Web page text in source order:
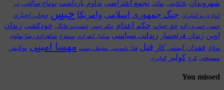
بلاتکلیفی بهائی تجمع اعتراضی تداوم بازداشت توماج صالحی تیر
به کولبران جنگ جمهوری اسلامی وامریکا حبس حجاب اجباری
زاده حق حیات حکم اعدام حکم حبس خشونت خانگی خودکشی زندان
زندان قزلحصار زندانی سیاسی سلول انفرادی سنندج شاهزاده رضا پهلوی
فقدان ایمنی کار قتل قتل ناموسی محیط زیست مهسا امینی نوکیش
کرج کولبر کولبری
You